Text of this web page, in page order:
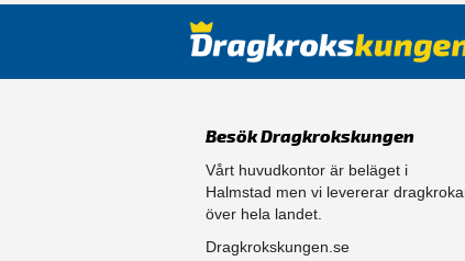
Besök Dragkrokskungen
Vårt huvudkontor är beläget i
Halmstad men vi levererar
över hela landet.
Dragkrokskungen.se